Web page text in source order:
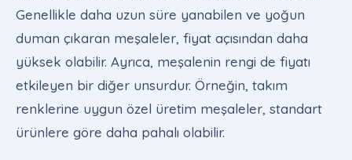
Genellikle daha uzun süre yanabilen ve yoğun
duman çıkaran meşaleler, fiyat açısından daha
yüksek olabilir. Ayrıca, meşalenin rengi de fiyatı
etkileyen bir diğer unsurdur. Örneğin, takım
renklerine uygun özel üretim meşaleler, standart
ürünlere göre daha pahalı olabilir.